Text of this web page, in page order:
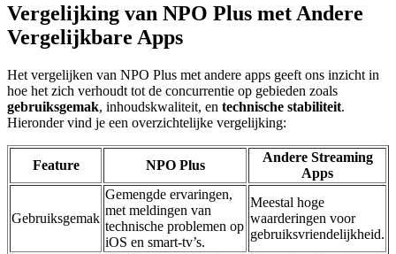
Vergelijking van NPO Plus met Andere
Vergelijkbare Apps
Het vergelijken van NPO Plus met andere apps geeft ons inzicht in
hoe het zich verhoudt tot de concurrentie op gebieden zoals
gebruiksgemak, inhoudskwaliteit, en technische stabiliteit.
Hieronder vind je een overzichtelijke vergelijking:
Feature NPO Plus
Andere Streaming
Apps
Gebruiksgemak
Gemengde ervaringen,
met meldingen van
technische problemen op
iOS en smart-tv’s.
Meestal hoge
waarderingen voor
gebruiksvriendelijkheid.